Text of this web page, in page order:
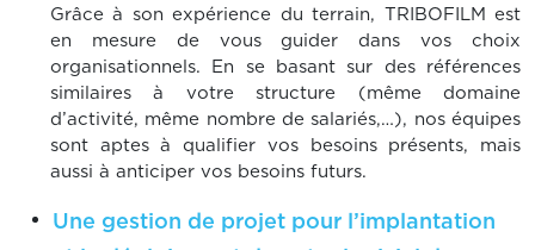
Grâce à son expérience du terrain, TRIBOFILM est
en mesure de vous guider dans vos choix
organisationnels. En se basant sur des références
similaires à votre structure (même domaine
d’activité, même nombre de salariés,…), nos équipes
sont aptes à qualifier vos besoins présents, mais
aussi à anticiper vos besoins futurs.
Une gestion de projet pour l’implantation